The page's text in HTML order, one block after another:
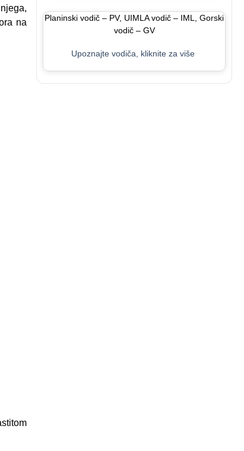
na
Planinski vodič – PV, UIMLA vodič – IML, Gorski
vodič – GV
Upoznajte vodiča, kliknite za više